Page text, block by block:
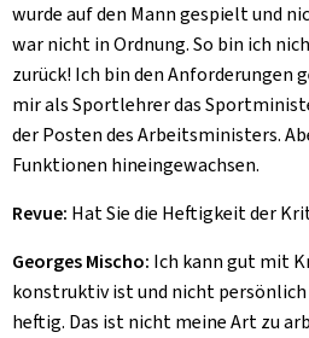
wurde auf den Mann gespielt und
war nicht in Ordnung. So bin ich
zurück! Ich bin den Anforderungen
mir als Sportlehrer das
der Posten des Arbeitsministers.
Funktionen hineingewachsen.
Revue: Hat Sie die Heftigkeit der
Georges Mischo: Ich kann gut mit
konstruktiv ist und nicht
heftig. Das ist nicht meine Art zu